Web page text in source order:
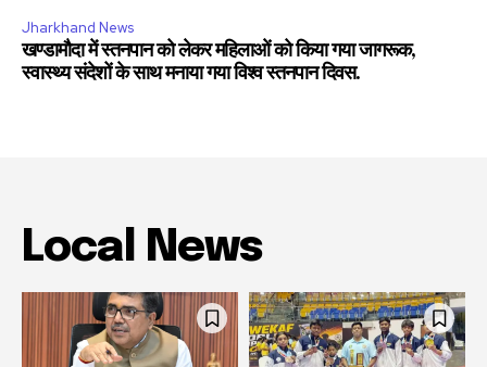
Jharkhand News
खण्डामौदा में स्तनपान को लेकर महिलाओं को किया गया जागरूक,
स्वास्थ्य संदेशों के साथ मनाया गया विश्व स्तनपान दिवस.
Local News